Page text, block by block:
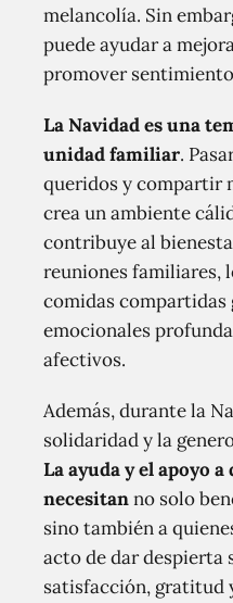
melancolía. Sin
puede ayudar a
promover
La Navidad es una
unidad familiar.
queridos y compartir
crea un ambiente
contribuye al
reuniones familiares,
comidas compartidas
emocionales
afectivos.
Además, durante la
solidaridad y la
La ayuda y el apoyo
necesitanno solo
sino también a
acto de dar despierta
satisfacción, gratitud